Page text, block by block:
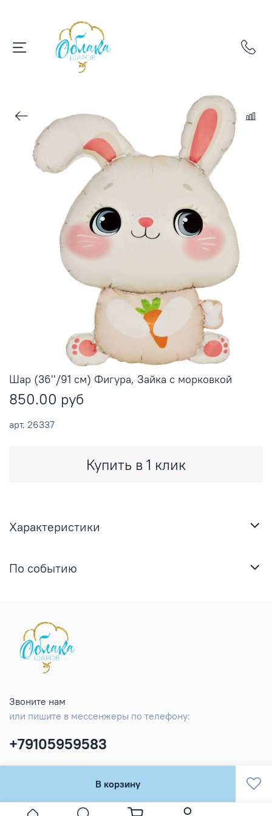
арт. 26337
Шар (36''/91 см) Фигура, Зайка с морковкой
850.00 руб
В корзину
Купить в 1 клик
Характеристики
По событию
Звоните нам
или пишите в мессенжеры по телефону:
+79105959583